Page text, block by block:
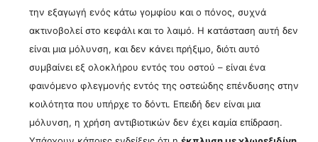
την εξαγωγή ενός κάτω γομφίου και ο πόνος, συχνά
ακτινοβολεί στο κεφάλι και το λαιμό. Η κατάσταση αυτή δεν
είναι μια μόλυνση, και δεν κάνει πρήξιμο, διότι αυτό
συμβαίνει εξ ολοκλήρου εντός του οστού – είναι ένα
φαινόμενο φλεγμονής εντός της οστεώδης επένδυσης στην
κοιλότητα που υπήρχε το δόντι. Επειδή δεν είναι μια
μόλυνση, η χρήση αντιβιοτικών δεν έχει καμία επίδραση.